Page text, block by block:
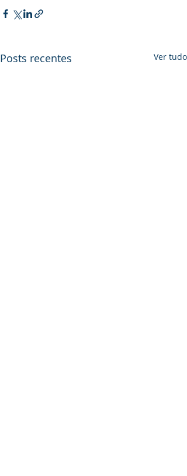
Posts recentes Ver tudo